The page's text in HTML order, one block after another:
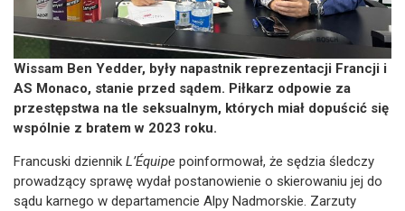
Wissam Ben Yedder, były napastnik reprezentacji Francji i
AS Monaco, stanie przed sądem. Piłkarz odpowie za
przestępstwa na tle seksualnym, których miał dopuścić się
wspólnie z bratem w 2023 roku.
Francuski dziennik L’Équipe poinformował, że sędzia śledczy
prowadzący sprawę wydał postanowienie o skierowaniu jej do
sądu karnego w departamencie Alpy Nadmorskie. Zarzuty